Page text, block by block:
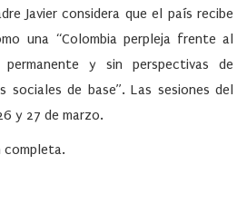
Javier considera que el país recibe
una “Colombia perpleja frente al
permanente y sin perspectivas de
sociales de base”. Las sesiones del
y 27 de marzo.
completa.